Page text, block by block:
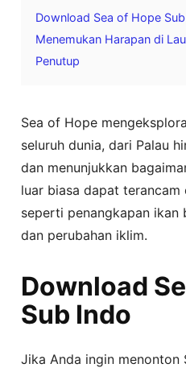
Download Sea of Hope
Menemukan Harapan di
Penutup
Sea of Hope
seluruh dunia, dari Palau
dan menunjukkan
luar biasa dapat
seperti penangkapan ikan
dan perubahan iklim.
Download
Sub Indo
Jika Anda ingin menonton